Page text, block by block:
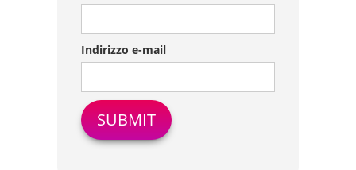
Indirizzo e-mail